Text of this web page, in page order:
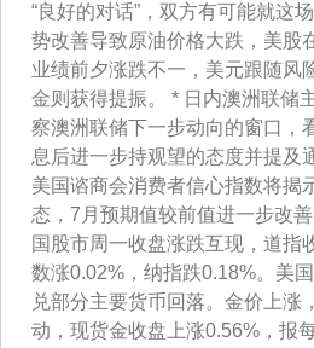
“良好的对话”，双方有可能就这
势改善导致原油价格大跌，美股
业绩前夕涨跌不一，美元跟随风
金则获得提振。 * 日内澳洲联储
察澳洲联储下一步动向的窗口，
息后进一步持观望的态度并提及
美国谘商会消费者信心指数将揭
态，7月预期值较前值进一步改
国股市周一收盘涨跌互现，道指
数涨0.02%，纳指跌0.18%。美
兑部分主要货币回落。金价上涨
动，现货金收盘上涨0.56%，报